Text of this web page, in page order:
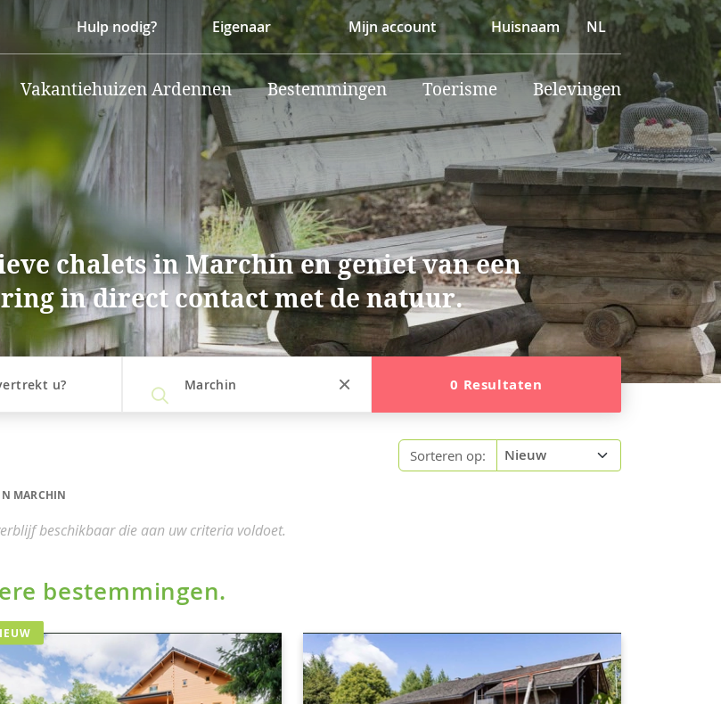
Hulp nodig? Eigenaar Mijn account Huisnaam NL
Vakantiehuizen Ardennen Bestemmingen Toerisme Belevingen
chalets in Marchin en geniet van een
in direct contact met de natuur.
u? Marchin 0 Resultaten
Sorteren op:
MARCHIN
beschikbaar die aan uw criteria voldoet.
bestemmingen.